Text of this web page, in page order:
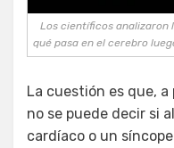
Los científicos analizaron
qué pasa en el cerebro
La cuestión es que,
no se puede decir si
cardíaco o un